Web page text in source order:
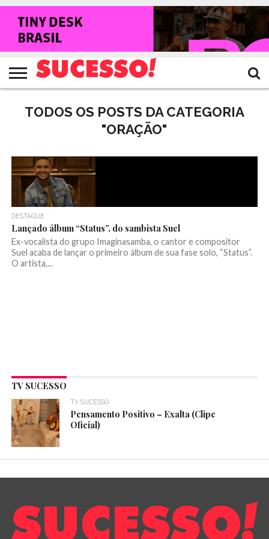
HOME
NOTÍCIAS
SHOWS
ENTREVISTAS
CLIQUES
RANKING
CROWLEY
TV
SUCESSO!
REVISTA
SUCESSO!
TODOS OS POSTS DA CATEGORIA
"ORAÇÃO"
DESTAQUE
Lançado álbum “Status”, do sambista Suel
Ex-vocalista do grupo Imaginasamba, o cantor e compositor
Suel acaba de lançar o primeiro álbum de sua fase solo, “Status”.
O artista,...
TV SUCESSO
TV SUCESSO
Pensamento Positivo – Exalta (Clipe
Oficial)